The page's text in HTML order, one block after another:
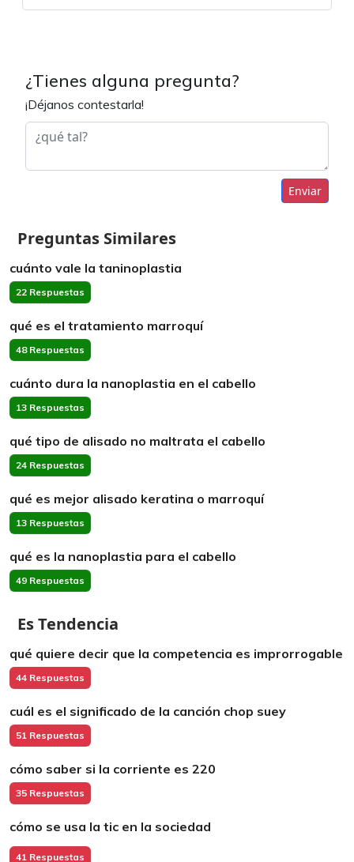
¿Tienes alguna pregunta?
¡Déjanos contestarla!
Enviar
Preguntas Similares
cuánto vale la taninoplastia
22 Respuestas
qué es el tratamiento marroquí
48 Respuestas
cuánto dura la nanoplastia en el cabello
13 Respuestas
qué tipo de alisado no maltrata el cabello
24 Respuestas
qué es mejor alisado keratina o marroquí
13 Respuestas
qué es la nanoplastia para el cabello
49 Respuestas
Es Tendencia
qué quiere decir que la competencia es improrrogable
44 Respuestas
cuál es el significado de la canción chop suey
51 Respuestas
cómo saber si la corriente es 220
35 Respuestas
cómo se usa la tic en la sociedad
41 Respuestas